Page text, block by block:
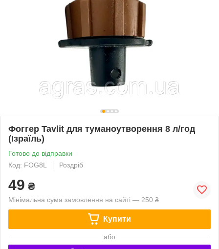
Фоггер Tavlit для туманоутворення 8 л/год
(Ізраїль)
Готово до відправки
Код: FOG8L
Роздріб
49 ₴
Мінімальна сума замовлення на сайті — 250 ₴
Купити
або